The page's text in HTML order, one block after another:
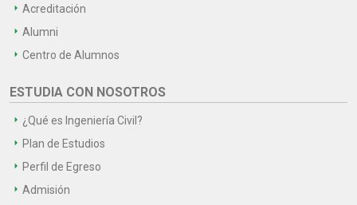
Acreditación
Alumni
Centro de Alumnos
ESTUDIA CON NOSOTROS
¿Qué es Ingeniería Civil?
Plan de Estudios
Perfil de Egreso
Admisión